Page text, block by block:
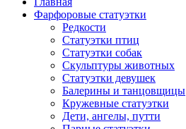
Фарфоровые статуэтки
Редкости
Cтатуэтки птиц
Cтатуэтки собак
Скульптуры животных
Статуэтки девушек
Балерины и танцовщицы
Кружевные статуэтки
Дети, ангелы, путти